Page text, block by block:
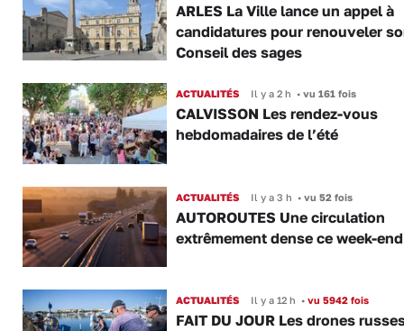
ARLES La Ville lance un appel à
candidatures pour renouveler
Conseil des sages
ACTUALITÉS Il y a 2 h •vu 161 fois
CALVISSON Les rendez-vous
hebdomadaires de l’été
ACTUALITÉS Il y a 3 h •vu 52 fois
AUTOROUTES Une circulation
extrêmement dense ce week-end
ACTUALITÉS Il y a 12 h •vu 5942 fois
FAIT DU JOUR Les drones